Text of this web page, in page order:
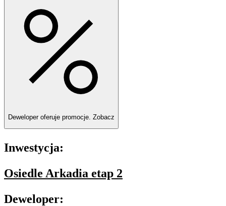
Deweloper oferuje promocje. Zobacz
Inwestycja:
Osiedle Arkadia etap 2
Deweloper: